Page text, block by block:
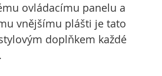
ovládacímu panelu a
vnějšímu plášti je tato
doplňkem každé